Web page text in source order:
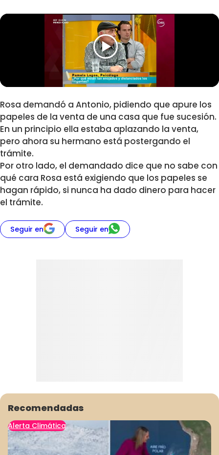
Rosa demandó a Antonio, pidiendo que apure los
papeles de la venta de una casa que fue sucesión.
En un principio ella estaba aplazando la venta,
pero ahora su hermano está postergando el
trámite.
Por otro lado, el demandado dice que no sabe con
qué cara Rosa está exigiendo que los papeles se
hagan rápido, si nunca ha dado dinero para hacer
el trámite.
Seguir en Seguir en
Recomendadas
Alerta Climática